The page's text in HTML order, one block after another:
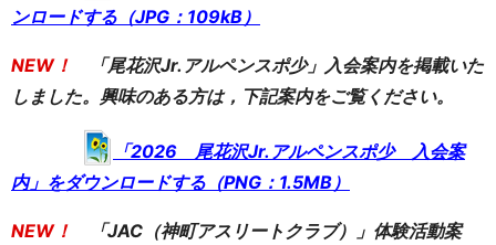
ンロードする（JPG：109kB）
NEW！
「尾花沢Jr.アルペンスポ少」入会案内を掲載いた
しました。興味のある方は，下記案内をご覧ください。
「2026 尾花沢Jr.アルペンスポ少 入会案
内」をダウンロードする（PNG：1.5MB）
NEW！
「JAC（神町アスリートクラブ）」体験活動案